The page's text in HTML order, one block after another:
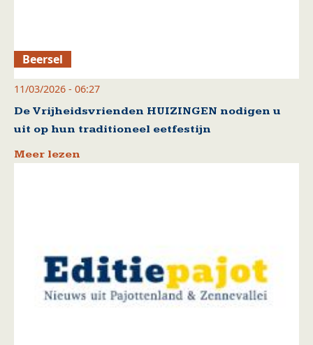
Beersel
11/03/2026 - 06:27
De Vrijheidsvrienden HUIZINGEN nodigen u
uit op hun traditioneel eetfestijn
Meer lezen